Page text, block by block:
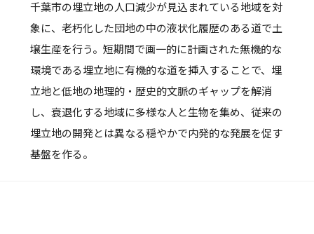
千葉市の埋立地の人口減少が見込まれている地域を対
象に、老朽化した団地の中の液状化履歴のある道で土
壌生産を行う。短期間で画一的に計画された無機的な
環境である埋立地に有機的な道を挿入することで、埋
立地と低地の地理的・歴史的文脈のギャップを解消
し、衰退化する地域に多様な人と生物を集め、従来の
埋立地の開発とは異なる穏やかで内発的な発展を促す
基盤を作る。